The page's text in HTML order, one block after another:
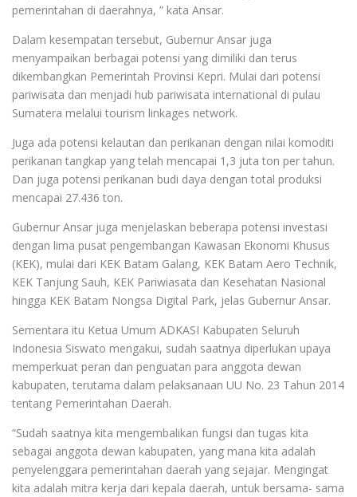
pemerintahan di daerahnya, ” kata Ansar.
Dalam kesempatan tersebut, Gubernur Ansar juga
menyampaikan berbagai potensi yang dimiliki dan terus
dikembangkan Pemerintah Provinsi Kepri. Mulai dari potensi
pariwisata dan menjadi hub pariwisata international di pulau
Sumatera melalui tourism linkages network.
Juga ada potensi kelautan dan perikanan dengan nilai komoditi
perikanan tangkap yang telah mencapai 1,3 juta ton per tahun.
Dan juga potensi perikanan budi daya dengan total produksi
mencapai 27.436 ton.
Gubernur Ansar juga menjelaskan beberapa potensi investasi
dengan lima pusat pengembangan Kawasan Ekonomi Khusus
(KEK), mulai dari KEK Batam Galang, KEK Batam Aero Technik,
KEK Tanjung Sauh, KEK Pariwiasata dan Kesehatan Nasional
hingga KEK Batam Nongsa Digital Park, jelas Gubernur Ansar.
Sementara itu Ketua Umum ADKASI Kabupaten Seluruh
Indonesia Siswato mengakui, sudah saatnya diperlukan upaya
memperkuat peran dan penguatan para anggota dewan
kabupaten, terutama dalam pelaksanaan UU No. 23 Tahun 2014
tentang Pemerintahan Daerah.
“Sudah saatnya kita mengembalikan fungsi dan tugas kita
sebagai anggota dewan kabupaten, yang mana kita adalah
penyelenggara pemerintahan daerah yang sejajar. Mengingat
kita adalah mitra kerja dari kepala daerah, untuk bersama- sama